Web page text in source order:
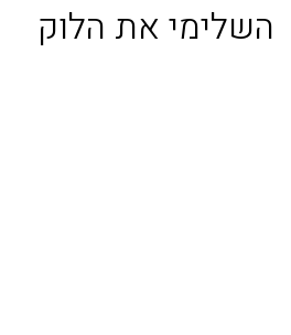
השלימי את הלוק